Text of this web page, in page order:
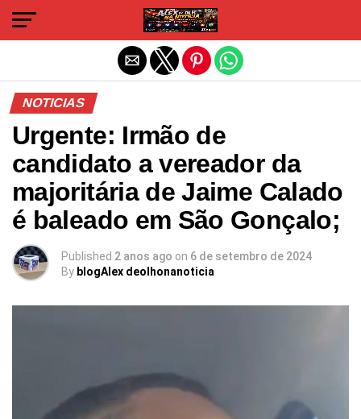
NOTICIAS
Urgente: Irmão de
candidato a vereador da
majoritária de Jaime Calado
é baleado em São Gonçalo;
Published 2 anos ago on 6 de setembro de 2024
By blogAlex deolhonanoticia
Sair da versão mobile